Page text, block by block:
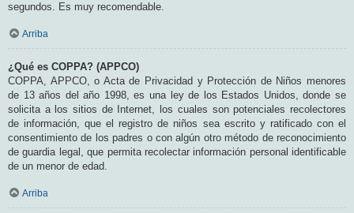
segundos. Es muy recomendable.
Arriba
¿Qué es COPPA? (APPCO)
COPPA, APPCO, o Acta de Privacidad y Protección de Niños menores
de 13 años del año 1998, es una ley de los Estados Unidos, donde se
solicita a los sitios de Internet, los cuales son potenciales recolectores
de información, que el registro de niños sea escrito y ratificado con el
consentimiento de los padres o con algún otro método de reconocimiento
de guardia legal, que permita recolectar información personal identificable
de un menor de edad.
Arriba